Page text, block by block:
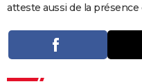
S'inscrire
Se connecter
Lycées
Collèges
Primaires
Universités
Entreprises
Service militaire
Avis de recherche
atteste aussi de la